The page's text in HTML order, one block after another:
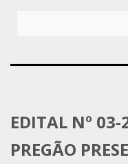
EDITAL Nº
PREGÃO